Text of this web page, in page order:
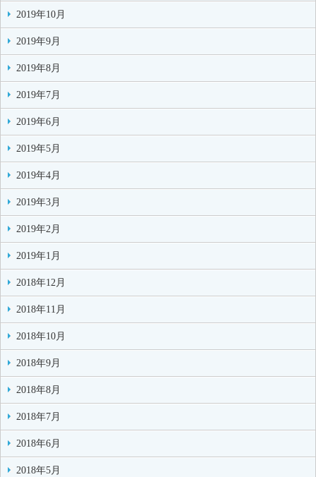
2019年10月
2019年9月
2019年8月
2019年7月
2019年6月
2019年5月
2019年4月
2019年3月
2019年2月
2019年1月
2018年12月
2018年11月
2018年10月
2018年9月
2018年8月
2018年7月
2018年6月
2018年5月